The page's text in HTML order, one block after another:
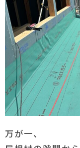
万が一、